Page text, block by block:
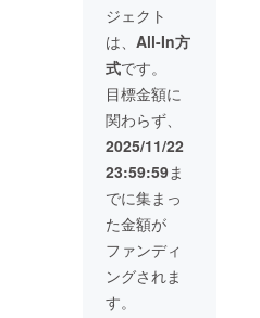
ログラ
ムにも
ある運
動を大
人も子
ども一
緒に体
験」を
たいと
思いま
す ・招
待人
数：本
リター
ン1つ
（タテ×
ヨコ）
・サイ
ズにつ
いては
HP作成
上の都
合で多
少変化
する場
合がご
ざいま
す
へロゴ
を掲載
に加
え、企
業研修
「子育
てと仕
事の両
立」を
実施さ
せてい
ただき
ます。
（な
お、研
修内容
ジェクト
は、 All-In方
式です。
目標金額に
関わらず、
2025/11/22
23:59:59ま
でに集まっ
た金額が
ファンディ
ングされま
す。